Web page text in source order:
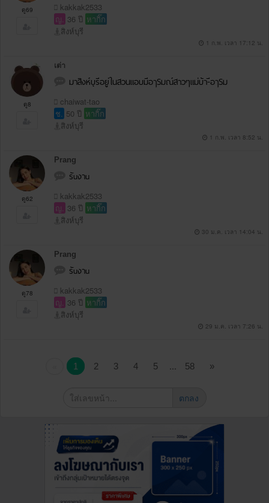
ดู69
kakkak2533
ญ. 36 ปี หากิ๊ก
สิงห์บุรี
1 ก.พ. เวลา 17:12 น.
ดู8
เต่า
มาสิงห์บุรีอยู่ในสวนแอบมีอๅSมณ์สาวๆแม่บ้า-ีอๅSม
chaiwat-tao
ช. 50 ปี หากิ๊ก
สิงห์บุรี
1 ก.พ. เวลา 8:52 น.
ดู62
Prang
รัuงาu
kakkak2533
ญ. 36 ปี หากิ๊ก
สิงห์บุรี
30 ม.ค. เวลา 14:04 น.
ดู78
Prang
รัuงาu
kakkak2533
ญ. 36 ปี หากิ๊ก
สิงห์บุรี
29 ม.ค. เวลา 7:26 น.
1 2 3 4 5 58 »
ตกลง